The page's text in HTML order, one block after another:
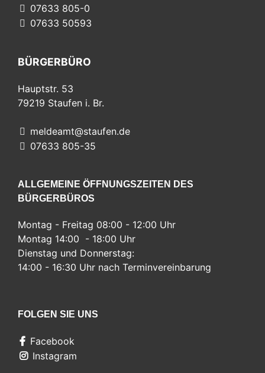
07633 805-0
07633 50593
BÜRGERBÜRO
Hauptstr. 53
79219 Staufen i. Br.
meldeamt@staufen.de
07633 805-35
ALLGEMEINE ÖFFNUNGSZEITEN DES
BÜRGERBÜROS
Montag - Freitag 08:00 - 12:00 Uhr
Montag 14:00 - 18:00 Uhr
Dienstag und Donnerstag:
14:00 - 16:30 Uhr nach Terminvereinbarung
FOLGEN SIE UNS
Facebook
Instagram